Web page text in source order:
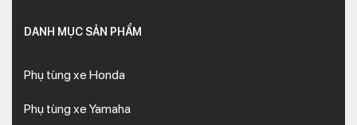
DANH MỤC SẢN PHẨM
Phụ tùng xe Honda
Phụ tùng xe Yamaha